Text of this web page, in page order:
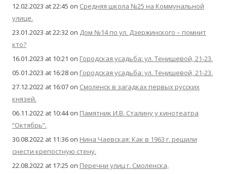
12.02.2023 at 22:45 on Средняя школа №25 на Коммунальной
улице.
23.01.2023 at 22:32 on Дом №14 по ул. Дзержинского – помнит
кто?
16.01.2023 at 10:21 on Городская усадьба: ул. Тенишевой, 21-23.
05.01.2023 at 16:28 on Городская усадьба: ул. Тенишевой, 21-23.
27.12.2022 at 16:07 on Смоленск в загадках первых русских
князей.
06.11.2022 at 10:44on Памятник И.В. Сталину у кинотеатра
“Октябрь”.
30.08.2022 at 11:36 on Нина Чаевская: Как в 1963 г. решили
снести крепостную стену.
22.08.2022 at 17:25 on Перечни улиц г. Смоленска,